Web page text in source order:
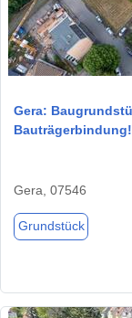
Gera:
Bauträgerbindung!
Gera, 07546
Grundstück